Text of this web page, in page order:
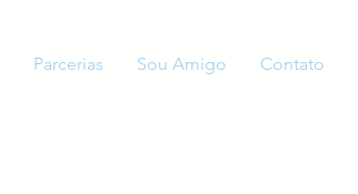
Parcerias Sou Amigo Contato